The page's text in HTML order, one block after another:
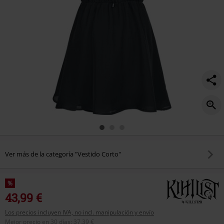
Ver más de la categoría "Vestido Corto"
%
43,99 €
Los precios incluyen IVA, no incl. manipulación y envío
Mejor precio en 30 días
37,39 €